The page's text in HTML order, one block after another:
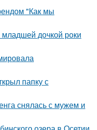
"Как мы
дочкой роки
папку с
снялась с мужем и